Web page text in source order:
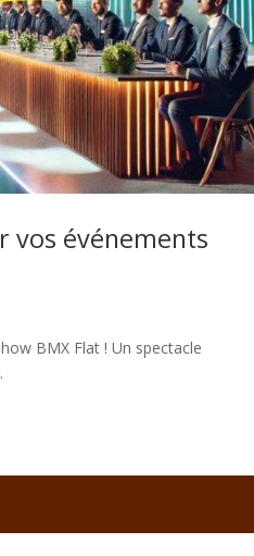
vos événements
BMX Flat ! Un spectacle